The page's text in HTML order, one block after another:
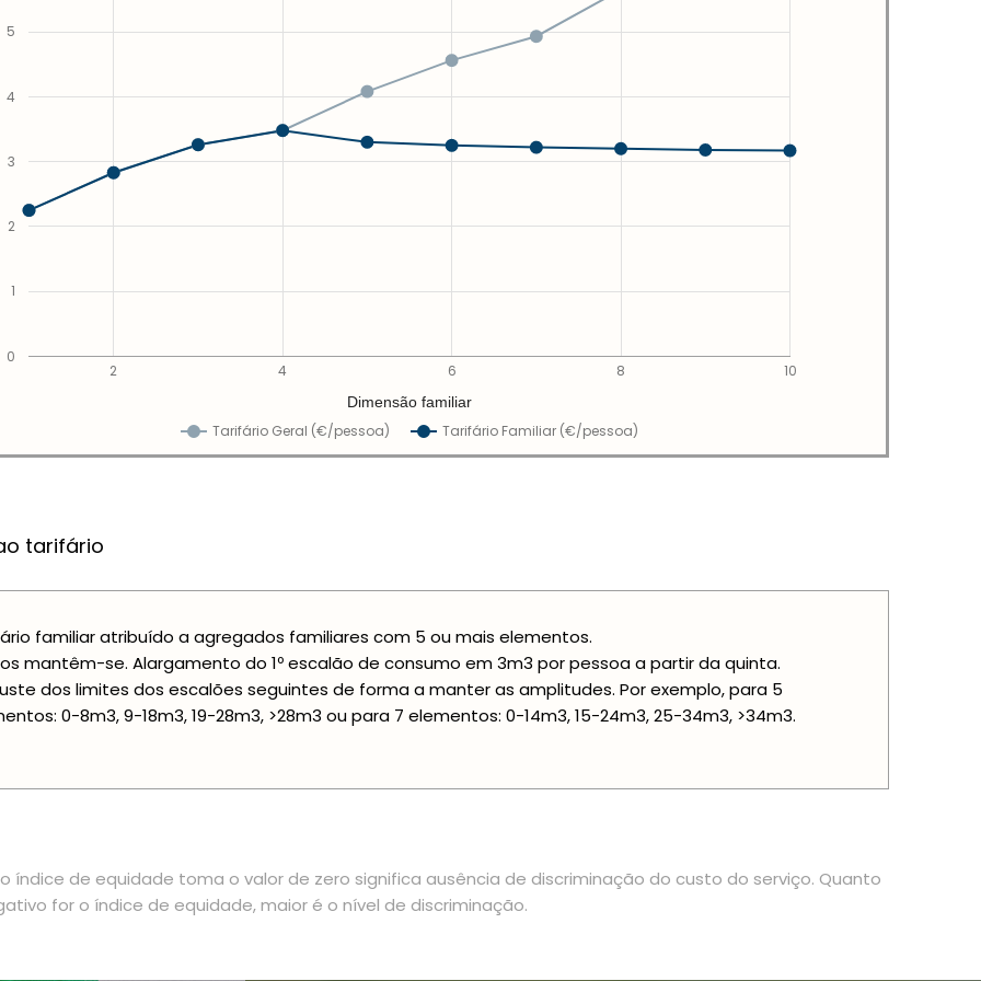
Tarifário Geral (€/pessoa) Tarifário Familiar (€/pessoa)
2 4 6 8 10
0
1
2
3
4
5
Dimensão familiar
tarifário
familiar atribuído a agregados familiares com 5 ou mais elementos.
mantêm-se. Alargamento do 1º escalão de consumo em 3m3 por pessoa a partir da quinta.
dos limites dos escalões seguintes de forma a manter as amplitudes. Por exemplo, para 5
0-8m3, 9-18m3, 19-28m3, >28m3 ou para 7 elementos: 0-14m3, 15-24m3, 25-34m3, >34m3.
índice de equidade toma o valor de zero significa ausência de discriminação do custo do serviço. Quanto
for o índice de equidade, maior é o nível de discriminação.